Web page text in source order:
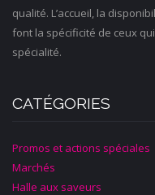
qualité. L’accueil, la
font la spécificité de ceux
spécialité.
CATÉGORIES
Promos et actions spéciales
Marchés
Halle aux saveurs